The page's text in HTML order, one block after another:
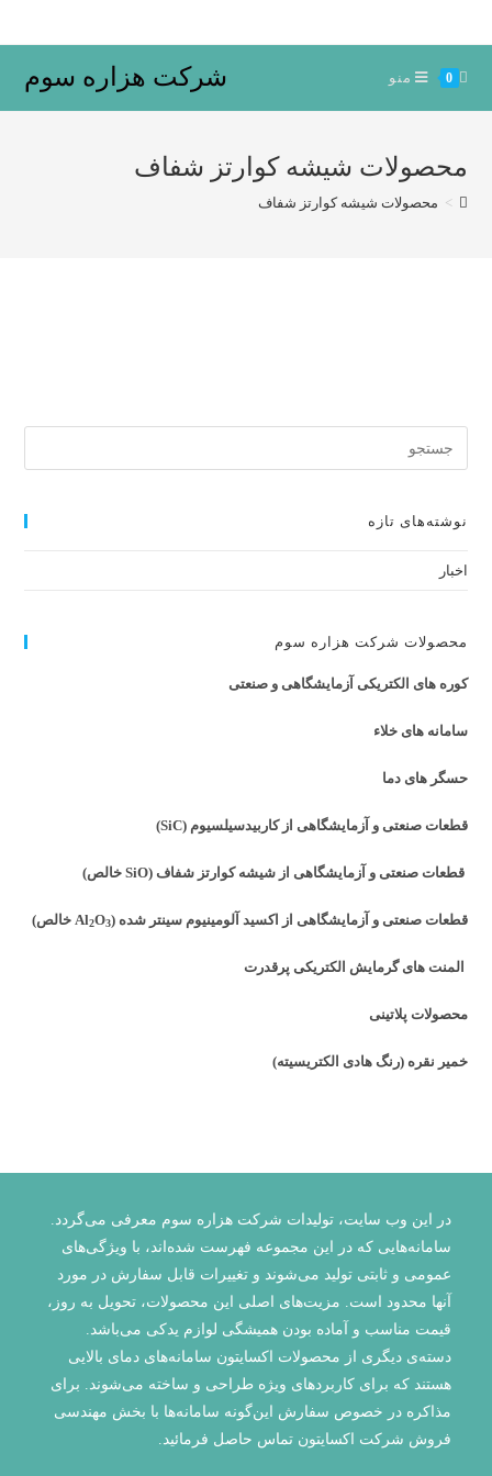
content
شرکت هزاره سوم 0 منو
محصولات شیشه کوارتز شفاف
> محصولات شیشه کوارتز شفاف
for:
نوشته‌های تازه
اخبار
محصولات شرکت هزاره سوم
کوره های الکتریکی آزمایشگاهی و صنعتی
سامانه های خلاء
حسگر های دما
قطعات صنعتی و آزمایشگاهی از کاربیدسیلسیوم (SiC)
قطعات صنعتی و آزمایشگاهی از شیشه کوارتز شفاف (SiO خالص)
قطعات صنعتی و آزمایشگاهی از اکسید آلومینیوم سینتر شده (Al 2O3 خالص)
المنت های گرمایش الکتریکی پرقدرت
محصولات پلاتینی
خمیر نقره (رنگ هادی الکتریسیته)
در این وب سایت، تولیدات شرکت هزاره سوم معرفی می‌گردد.
سامانه‌هایی که در این مجموعه فهرست شده‌اند، با ویژگی‌‌های
عمومی و ثابتی تولید می‌شوند و تغییرات قابل سفارش در مورد
آنها محدود است. مزیت‌های اصلی این محصولات، تحویل به روز،
قیمت مناسب و آماده بودن همیشگی لوازم یدکی می‌باشد.
دسته‌ی دیگری از محصولات اکسایتون سامانه‌های دمای بالایی
هستند که برای کاربردهای ویژه طراحی و ساخته می‌شوند. برای
مذاکره در خصوص سفارش این‌گونه سامانه‌ها با بخش مهندسی
فروش شرکت اکسایتون تماس حاصل فرمائید.